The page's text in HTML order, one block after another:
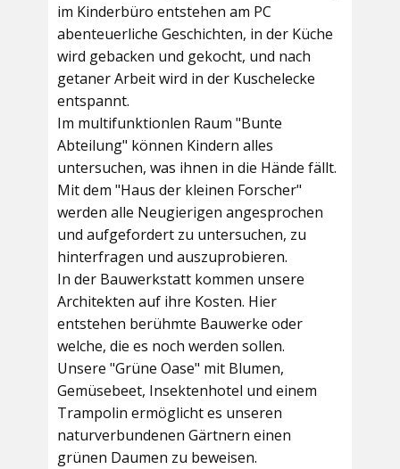
im Kinderbüro entstehen am PC
abenteuerliche Geschichten, in der Küche
wird gebacken und gekocht, und nach
getaner Arbeit wird in der Kuschelecke
entspannt.
Im multifunktionlen Raum "Bunte
Abteilung" können Kindern alles
untersuchen, was ihnen in die Hände fällt.
Mit dem "Haus der kleinen Forscher"
werden alle Neugierigen angesprochen
und aufgefordert zu untersuchen, zu
hinterfragen und auszuprobieren.
In der Bauwerkstatt kommen unsere
Architekten auf ihre Kosten. Hier
entstehen berühmte Bauwerke oder
welche, die es noch werden sollen.
Unsere "Grüne Oase" mit Blumen,
Gemüsebeet, Insektenhotel und einem
Trampolin ermöglicht es unseren
naturverbundenen Gärtnern einen
grünen Daumen zu beweisen.